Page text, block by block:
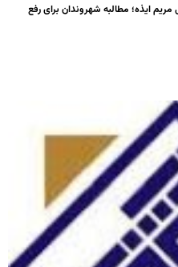
ایذه؛ مطالبه شهروندان برای رفع